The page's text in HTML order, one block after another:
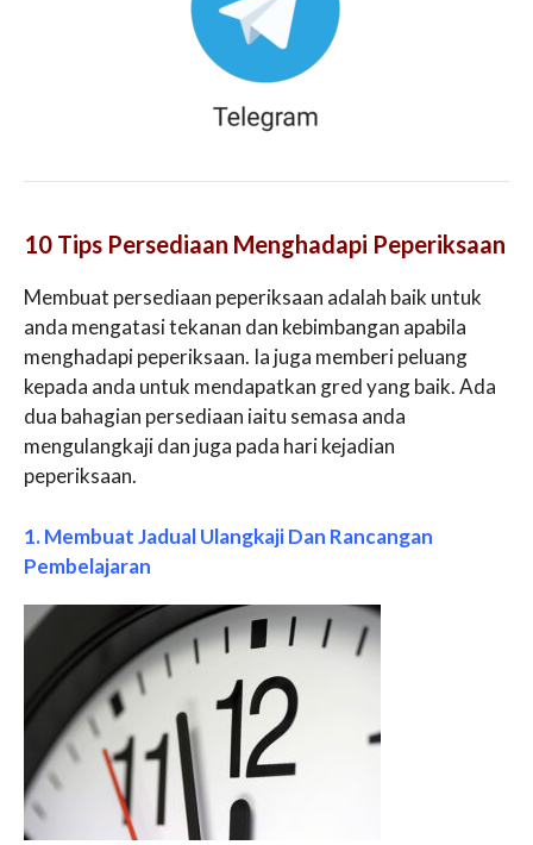
10 Tips Persediaan Menghadapi Peperiksaan
Membuat persediaan peperiksaan adalah baik untuk
anda mengatasi tekanan dan kebimbangan apabila
menghadapi peperiksaan. Ia juga memberi peluang
kepada anda untuk mendapatkan gred yang baik. Ada
dua bahagian persediaan iaitu semasa anda
mengulangkaji dan juga pada hari kejadian
peperiksaan.
1. Membuat Jadual Ulangkaji Dan Rancangan
Pembelajaran